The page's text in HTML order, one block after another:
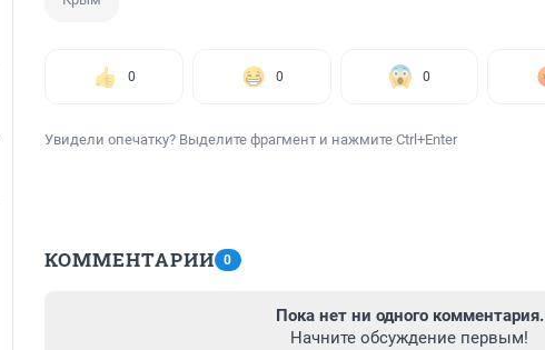
0 0 0
Увидели опечатку? Выделите фрагмент и нажмите Ctrl+Enter
КОММЕНТАРИИ 0
Пока нет ни одного комментария.
Начните обсуждение первым!